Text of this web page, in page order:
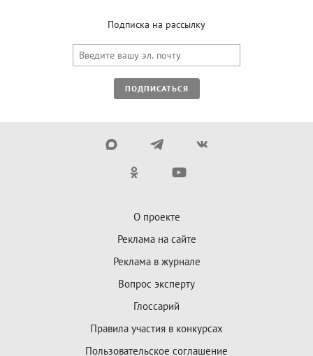
Подписка на рассылку
ПОДПИСАТЬСЯ
О проекте
Реклама на сайте
Реклама в журнале
Вопрос эксперту
Глоссарий
Правила участия в конкурсах
Пользовательское соглашение